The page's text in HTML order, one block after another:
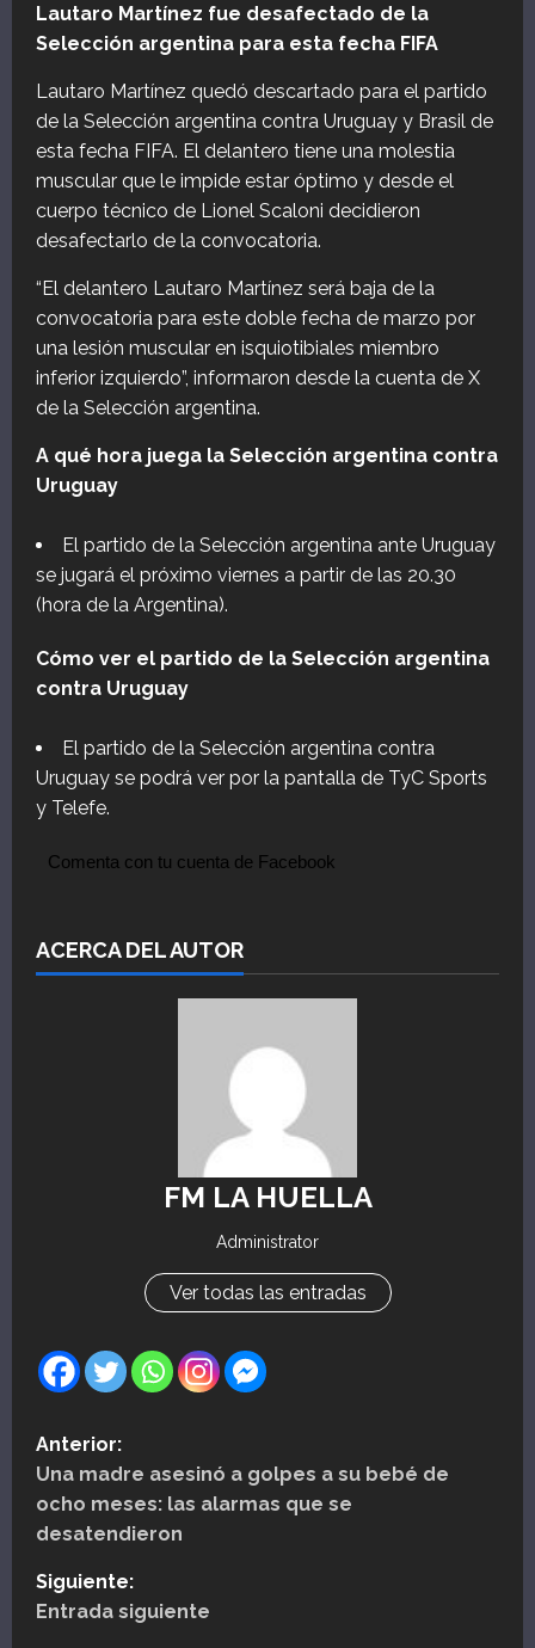
Lautaro Martínez fue desafectado de la
Selección argentina para esta fecha FIFA
Lautaro Martínez quedó descartado para el partido
de la Selección argentina contra Uruguay y Brasil de
esta fecha FIFA. El delantero tiene una molestia
muscular que le impide estar óptimo y desde el
cuerpo técnico de Lionel Scaloni decidieron
desafectarlo de la convocatoria.
“El delantero Lautaro Martínez será baja de la
convocatoria para este doble fecha de marzo por
una lesión muscular en isquiotibiales miembro
inferior izquierdo”, informaron desde la cuenta de X
de la Selección argentina.
A qué hora juega la Selección argentina contra
Uruguay
El partido de la Selección argentina ante Uruguay
se jugará el próximo viernes a partir de las 20.30
(hora de la Argentina).
Cómo ver el partido de la Selección argentina
contra Uruguay
El partido de la Selección argentina contra
Uruguay se podrá ver por la pantalla de TyC Sports
y Telefe.
Comenta con tu cuenta de Facebook
ACERCA DEL AUTOR
FM LA HUELLA
Administrator
Ver todas las entradas
N
a
v
e
Anterior:
Una madre asesinó a golpes a su bebé de
ocho meses: las alarmas que se
desatendieron
Siguiente:
Entrada siguiente